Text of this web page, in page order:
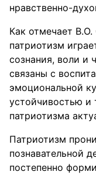
нравственно-
Как отмечает
патриотизм
сознания, воли и
связаны с
эмоциональной
устойчивостью и
патриотизма
Патриотизм
познавательной
постепенно